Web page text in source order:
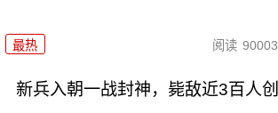
最热 阅读 90003
新兵入朝一战封神，毙敌近3百人